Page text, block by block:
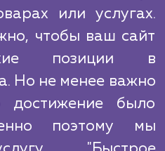
в
Это помогает
поисковой
трафик и